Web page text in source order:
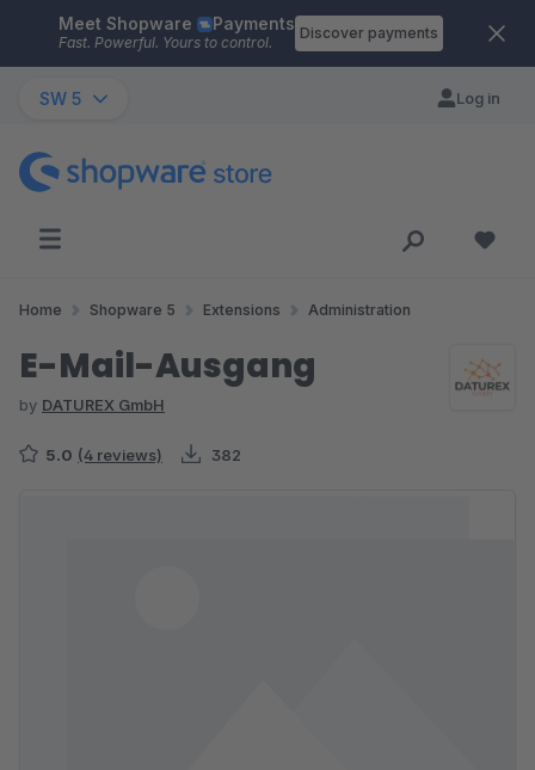
Skip to main content
Meet Shopware Payments
Fast. Powerful. Yours to control.
Discover payments
SW 5 Log in
Home Shopware 5 Extensions Administration
E-Mail-Ausgang
by DATUREX GmbH
5.0 (4 reviews) 382